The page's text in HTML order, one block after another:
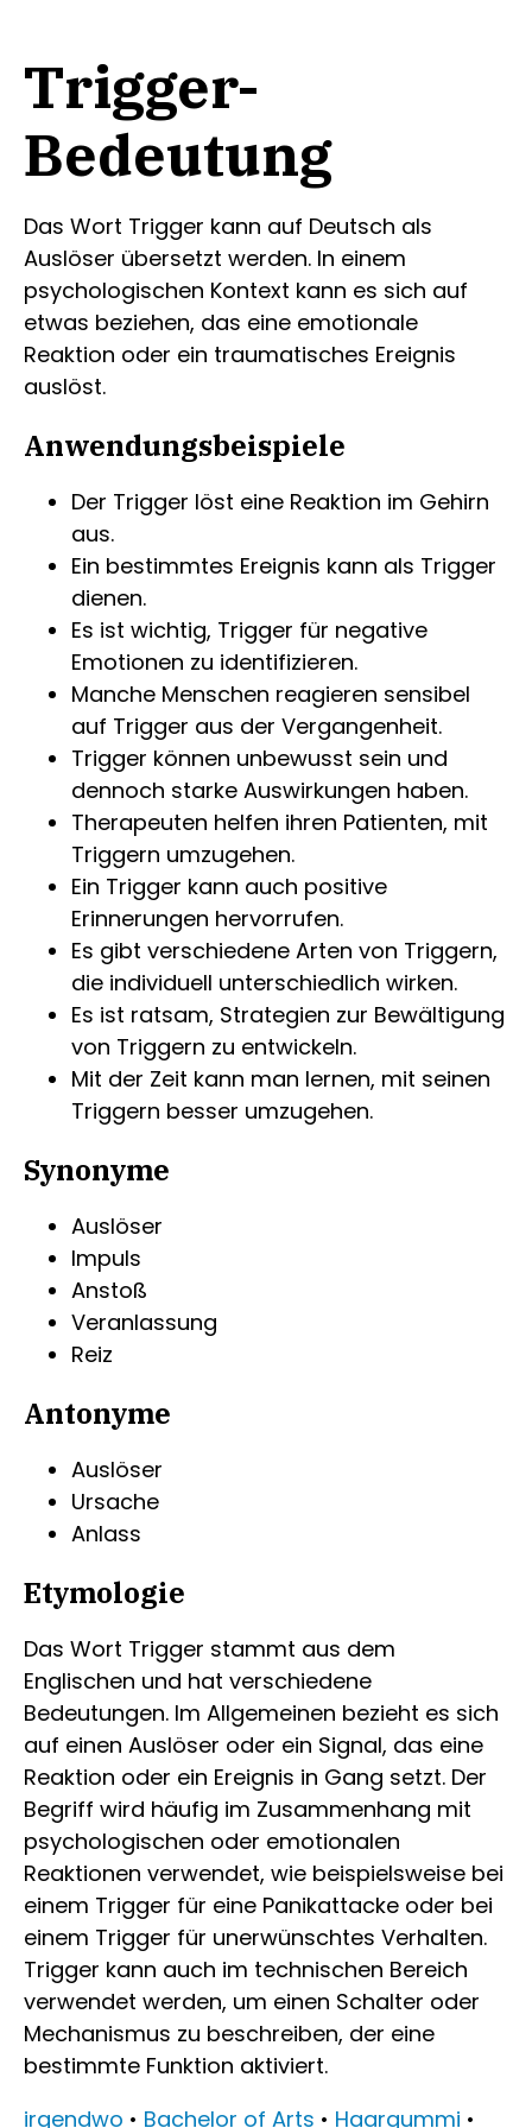
Trigger-
Bedeutung
Das Wort Trigger kann auf Deutsch als
Auslöser übersetzt werden. In einem
psychologischen Kontext kann es sich auf
etwas beziehen, das eine emotionale
Reaktion oder ein traumatisches Ereignis
auslöst.
Anwendungsbeispiele
Der Trigger löst eine Reaktion im Gehirn
aus.
Ein bestimmtes Ereignis kann als Trigger
dienen.
Es ist wichtig, Trigger für negative
Emotionen zu identifizieren.
Manche Menschen reagieren sensibel
auf Trigger aus der Vergangenheit.
Trigger können unbewusst sein und
dennoch starke Auswirkungen haben.
Therapeuten helfen ihren Patienten, mit
Triggern umzugehen.
Ein Trigger kann auch positive
Erinnerungen hervorrufen.
Es gibt verschiedene Arten von Triggern,
die individuell unterschiedlich wirken.
Es ist ratsam, Strategien zur Bewältigung
von Triggern zu entwickeln.
Mit der Zeit kann man lernen, mit seinen
Triggern besser umzugehen.
Synonyme
Auslöser
Impuls
Anstoß
Veranlassung
Reiz
Antonyme
Auslöser
Ursache
Anlass
Etymologie
Das Wort Trigger stammt aus dem
Englischen und hat verschiedene
Bedeutungen. Im Allgemeinen bezieht es sich
auf einen Auslöser oder ein Signal, das eine
Reaktion oder ein Ereignis in Gang setzt. Der
Begriff wird häufig im Zusammenhang mit
psychologischen oder emotionalen
Reaktionen verwendet, wie beispielsweise bei
einem Trigger für eine Panikattacke oder bei
einem Trigger für unerwünschtes Verhalten.
Trigger kann auch im technischen Bereich
verwendet werden, um einen Schalter oder
Mechanismus zu beschreiben, der eine
bestimmte Funktion aktiviert.
irgendwo • Bachelor of Arts • Haargummi •